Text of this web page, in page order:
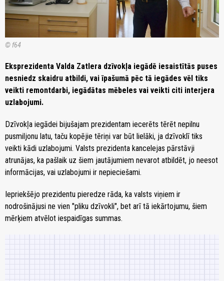
© f64
Eksprezidenta Valda Zatlera dzīvokļa iegādē iesaistītās puses
nesniedz skaidru atbildi, vai īpašumā pēc tā iegādes vēl tiks
veikti remontdarbi, iegādātas mēbeles vai veikti citi interjera
uzlabojumi.
Dzīvokļa iegādei bijušajam prezidentam iecerēts tērēt nepilnu
pusmiljonu latu, taču kopējie tēriņi var būt lielāki, ja dzīvoklī tiks
veikti kādi uzlabojumi. Valsts prezidenta kancelejas pārstāvji
atrunājas, ka pašlaik uz šiem jautājumiem nevarot atbildēt, jo neesot
informācijas, vai uzlabojumi ir nepieciešami.
Iepriekšējo prezidentu pieredze rāda, ka valsts viņiem ir
nodrošinājusi ne vien "pliku dzīvokli", bet arī tā iekārtojumu, šiem
mērķiem atvēlot iespaidīgas summas.